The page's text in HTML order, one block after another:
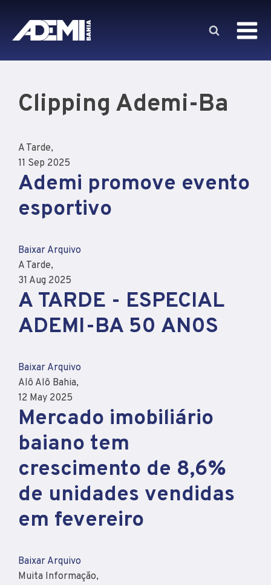
Clipping Ademi-Ba
A Tarde,
11 Sep 2025
Ademi promove evento
esportivo
Baixar Arquivo
A Tarde,
31 Aug 2025
A TARDE - ESPECIAL
ADEMI-BA 50 AN0S
Baixar Arquivo
Alô Alô Bahia,
12 May 2025
Mercado imobiliário
baiano tem
crescimento de 8,6%
de unidades vendidas
em fevereiro
Baixar Arquivo
Muita Informação,